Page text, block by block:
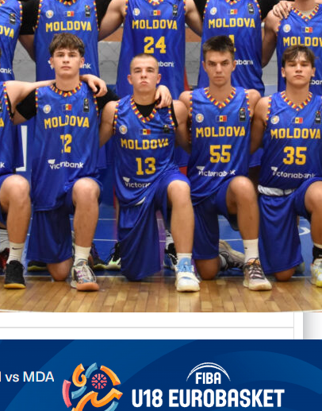
vs Moldova FIBA U18 EuroBasket 2026,
Выберите Обзор Статистика Матч сыгран 0